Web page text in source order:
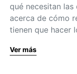
qué necesitan las
acerca de cómo
tienen que hacer
Ver más